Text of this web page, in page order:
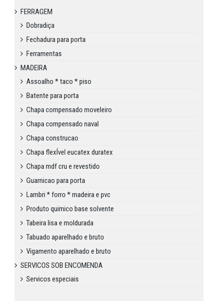
FERRAGEM
Dobradiça
Fechadura para porta
Ferramentas
MADEIRA
Assoalho * taco * piso
Batente para porta
Chapa compensado moveleiro
Chapa compensado naval
Chapa construcao
Chapa flexÍvel eucatex duratex
Chapa mdf cru e revestido
Guarnicao para porta
Lambri * forro * madeira e pvc
Produto quimico base solvente
Tabeira lisa e moldurada
Tabuado aparelhado e bruto
Vigamento aparelhado e bruto
SERVICOS SOB ENCOMENDA
Servicos especiais